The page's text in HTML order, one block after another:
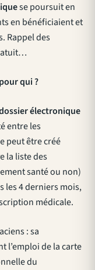
se poursuit en
en bénéficiaient et
Rappel des
qui ?
électronique
entre les
peut être créé
la liste des
santé ou non)
les 4 derniers mois,
médicale.
: sa
l’emploi de la carte
du